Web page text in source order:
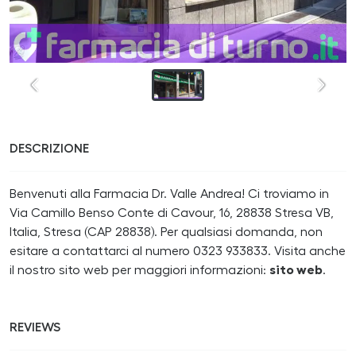
DESCRIZIONE
Benvenuti alla Farmacia Dr. Valle Andrea! Ci troviamo in
Via Camillo Benso Conte di Cavour, 16, 28838 Stresa VB,
Italia, Stresa (CAP 28838). Per qualsiasi domanda, non
esitare a contattarci al numero 0323 933833. Visita anche
il nostro sito web per maggiori informazioni: sito web.
REVIEWS